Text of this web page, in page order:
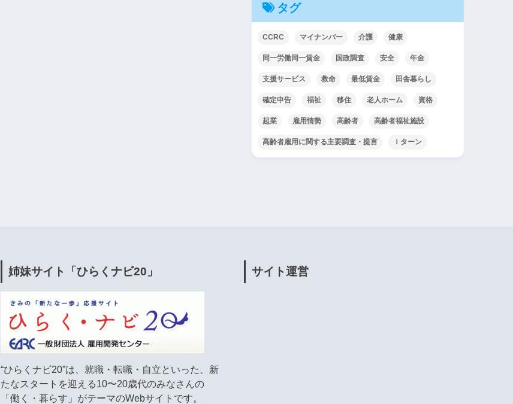
タグ
CCRC マイナンバー 介護 健康
同一労働同一賃金 国政調査 安全 年金
支援サービス 救命 最低賃金 田舎暮らし
確定申告 福祉 移住 老人ホーム 資格
起業 雇用情勢 高齢者 高齢者福祉施設
高齢者雇用に関する主要調査・提言 Ｉターン
姉妹サイト「ひらくナビ20」
“ひらくナビ20”は、就職・転職・自立といった、新
たなスタートを迎える10〜20歳代のみなさんの
「働く・暮らす」がテーマのWebサイトです。
サイト運営